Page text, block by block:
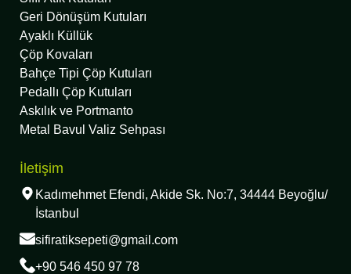
Geri Dönüşüm Kutuları
Ayaklı Küllük
Çöp Kovaları
Bahçe Tipi Çöp Kutuları
Pedallı Çöp Kutuları
Askılık ve Portmanto
Metal Bavul Valiz Sehpası
İletişim
Kadımehmet Efendi, Akide Sk. No:7, 34444 Beyoğlu/
İstanbul
sifiratiksepeti@gmail.com
+90 546 450 97 78